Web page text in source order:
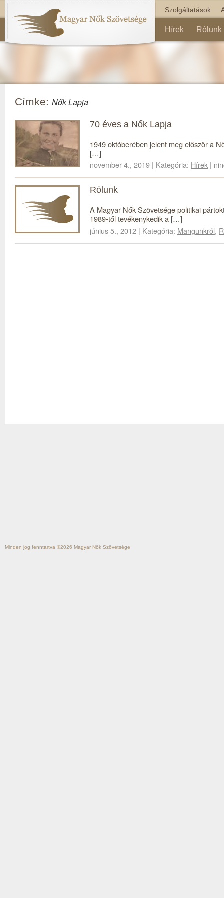
Szolgáltatások
Hírek Rólunk
Címke: Nők Lapja
70 éves a Nők Lapja
1949 októberében jelent meg először a
[…]
november 4., 2019 | Kategória: Hírek |
Rólunk
A Magyar Nők Szövetsége politikai
1989-től tevékenykedik a […]
június 5., 2012 | Kategória: Mangunkról,
Minden jog fenntartva ©2026 Magyar Nők Szövetsége